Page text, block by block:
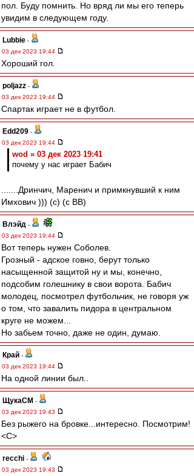
пол. Буду помнить. Но вряд ли мы его теперь
увидим в следующем году.
Lubbie -
03 дек 2023 19:44
Хороший гол.
poljazz -
03 дек 2023 19:44
Спартак играет не в футбол.
Edd209 -
03 дек 2023 19:44
wod » 03 дек 2023 19:41
почему у нас играет Бабич
.......Дринчич, Маренич и примкнувший к ним
Имхович ))) (с) (с ВВ)
Влэйд -
03 дек 2023 19:44
Вот теперь нужен Соболев.
Грозный - адское говно, берут только
насыщенной защитой ну и мы, конечно,
подсобим голешнику в свои ворота. Бабич
молодец, посмотрел футбольчик, не говоря уж
о том, что завалить пидора в центральном
круге не можем...
Но забьем точно, даже не один, думаю.
Край -
03 дек 2023 19:44
На одной линии был..
ЩукаСМ -
03 дек 2023 19:43
Без рыжего на бровке...интересно. Посмотрим!
<C>
recchi -
03 дек 2023 19:43